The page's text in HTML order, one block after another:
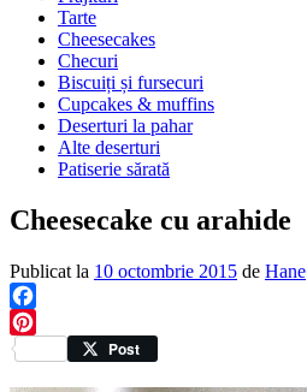
Tarte
Cheesecakes
Checuri
Biscuiți și fursecuri
Cupcakes & muffins
Deserturi la pahar
Alte deserturi
Patiserie sărată
Cheesecake cu arahide
Publicat la 10 octombrie 2015 de Hane
Facebook
Pinterest
Post